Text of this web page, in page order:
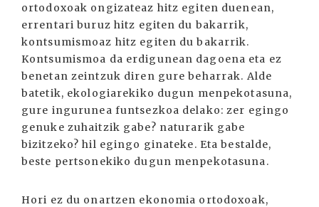
ortodoxoak ongizateaz hitz egiten duenean,
errentari buruz hitz egiten du bakarrik,
kontsumismoaz hitz egiten du bakarrik.
Kontsumismoa da erdigunean dagoena eta ez
benetan zeintzuk diren gure beharrak. Alde
batetik, ekologiarekiko dugun menpekotasuna,
gure ingurunea funtsezkoa delako: zer egingo
genuke zuhaitzik gabe? naturarik gabe
bizitzeko? hil egingo ginateke. Eta bestalde,
beste pertsonekiko dugun menpekotasuna.
Hori ez du onartzen ekonomia ortodoxoak,